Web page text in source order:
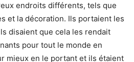
endroits différents, tels que
et la décoration. Ils portaient les
disaient que cela les rendait
pour tout le monde en
mieux en le portant et ils étaient